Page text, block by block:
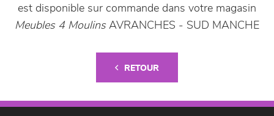
est disponible sur commande dans votre magasin
Meubles 4 MoulinsAVRANCHES - SUD MANCHE
RETOUR